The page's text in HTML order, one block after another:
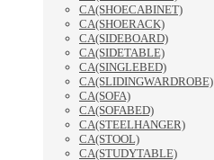
CA(SHOECABINET)
CA(SHOERACK)
CA(SIDEBOARD)
CA(SIDETABLE)
CA(SINGLEBED)
CA(SLIDINGWARDROBE)
CA(SOFA)
CA(SOFABED)
CA(STEELHANGER)
CA(STOOL)
CA(STUDYTABLE)